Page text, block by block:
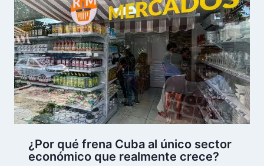
¿Por qué frena Cuba al único sector
económico que realmente crece?